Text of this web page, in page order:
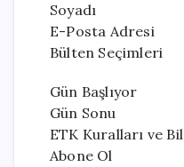
Soyadı
E-Posta Adresi
Bülten Seçimleri
Gün Başlıyor
Gün Sonu
ETK Kuralları ve
Abone Ol